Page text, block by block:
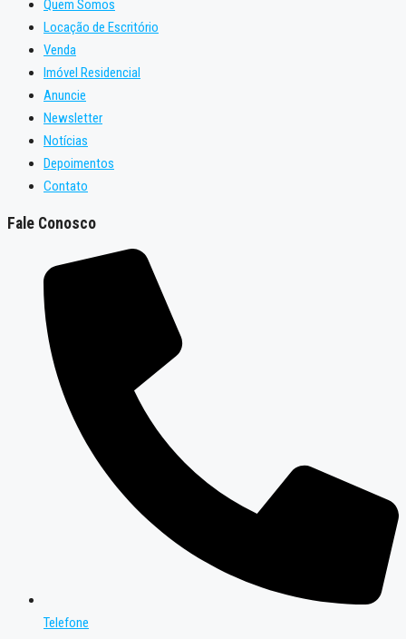
Quem Somos
Locação de Escritório
Venda
Imóvel Residencial
Anuncie
Newsletter
Notícias
Depoimentos
Contato
Fale Conosco
Telefone